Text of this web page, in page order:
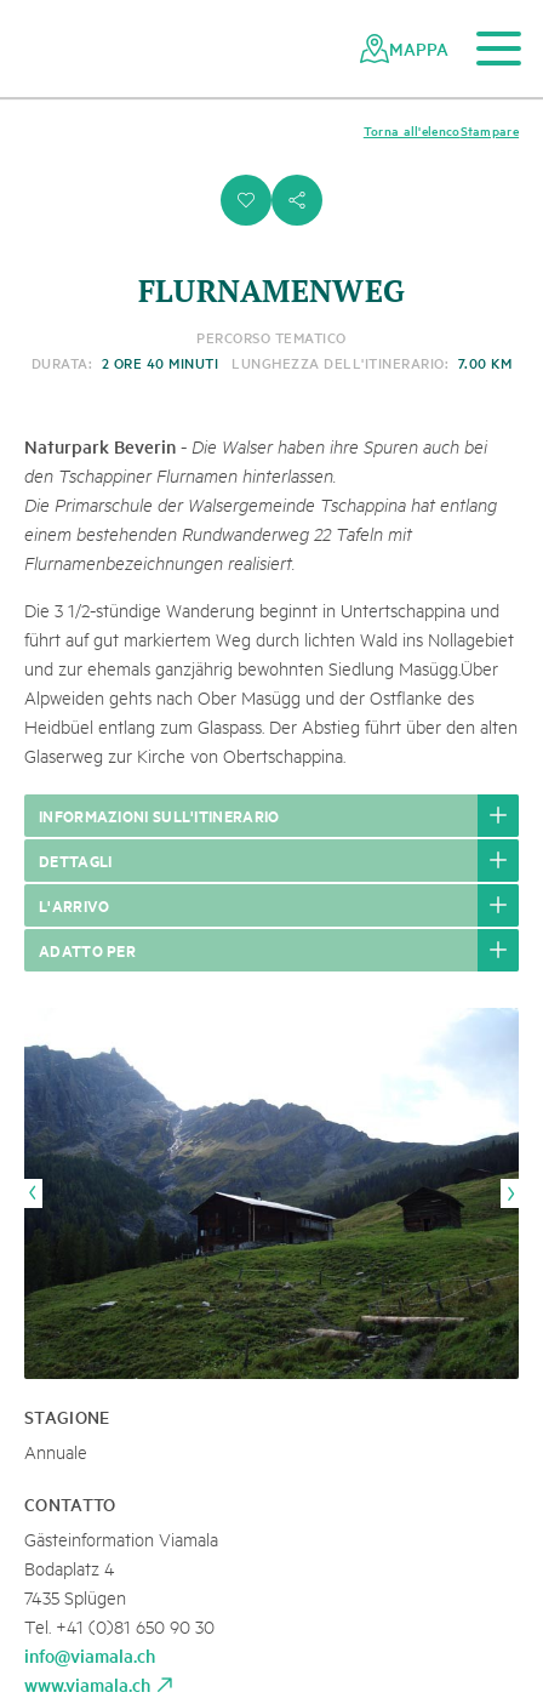
dei
MAPPA
i s
Stampare
Torna all'elenco
FLURNAMENWEG
PERCORSO TEMATICO
DURATA: 2 ORE 40 MINUTI LUNGHEZZA DELL'ITINERARIO: 7.00 KM
Naturpark Beverin - Die Walser haben ihre Spuren auch bei
den Tschappiner Flurnamen hinterlassen.
Die Primarschule der Walsergemeinde Tschappina hat entlang
einem bestehenden Rundwanderweg 22 Tafeln mit
Flurnamenbezeichnungen realisiert.
Die 3 1/2-stündige Wanderung beginnt in Untertschappina und
führt auf gut markiertem Weg durch lichten Wald ins Nollagebiet
und zur ehemals ganzjährig bewohnten Siedlung Masügg.Über
Alpweiden gehts nach Ober Masügg und der Ostflanke des
Heidbüel entlang zum Glaspass. Der Abstieg führt über den alten
Glaserweg zur Kirche von Obertschappina.
INFORMAZIONI SULL'ITINERARIO
DETTAGLI
L'ARRIVO
ADATTO PER
STAGIONE
Annuale
CONTATTO
Gästeinformation Viamala
Bodaplatz 4
7435 Splügen
Tel. +41 (0)81 650 90 30
info@viamala.ch
www.viamala.ch